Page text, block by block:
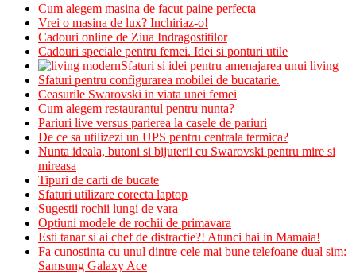
Cum alegem masina de facut paine perfecta
Vrei o masina de lux? Inchiriaz-o!
Cadouri online de Ziua Indragostitilor
Cadouri speciale pentru femei. Idei si ponturi utile
Sfaturi si idei pentru amenajarea unui living
Sfaturi pentru configurarea mobilei de bucatarie.
Ceasurile Swarovski in viata unei femei
Cum alegem restaurantul pentru nunta?
Pariuri live versus parierea la casele de pariuri
De ce sa utilizezi un UPS pentru centrala termica?
Nunta ideala, butoni si bijuterii cu Swarovski pentru mire si
mireasa
Tipuri de carti de bucate
Sfaturi utilizare corecta laptop
Sugestii rochii lungi de vara
Optiuni modele de rochii de primavara
Esti tanar si ai chef de distractie?! Atunci hai in Mamaia!
Fa cunostinta cu unul dintre cele mai bune telefoane dual sim:
Samsung Galaxy Ace